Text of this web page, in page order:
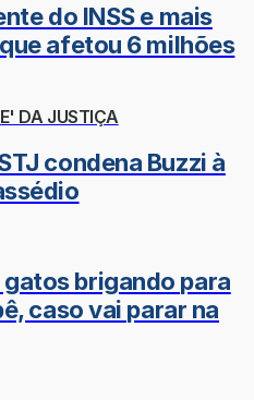
do INSS e mais
afetou 6 milhões
DA JUSTIÇA
condena Buzzi à
brigando para
caso vai parar na